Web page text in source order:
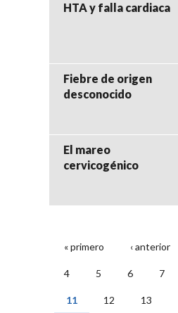
HTA y falla cardiaca
Fiebre de origen
desconocido
El mareo
cervicogénico
PÁGINAS
« primero ‹ anterior
4 5 6 7
11 12 13